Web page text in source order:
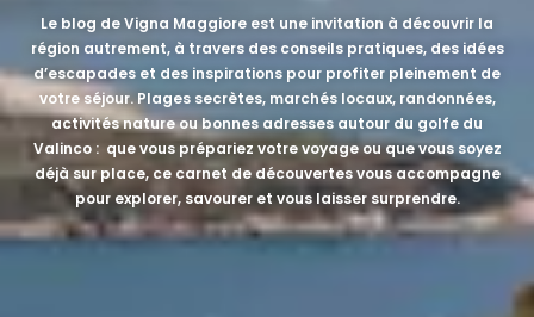
Le blog de Vigna Maggiore est une invitation à découvrir la
région autrement, à travers des conseils pratiques, des idées
d’escapades et des inspirations pour profiter pleinement de
votre séjour. Plages secrètes, marchés locaux, randonnées,
activités nature ou bonnes adresses autour du golfe du
Valinco : que vous prépariez votre voyage ou que vous soyez
déjà sur place, ce carnet de découvertes vous accompagne
pour explorer, savourer et vous laisser surprendre.